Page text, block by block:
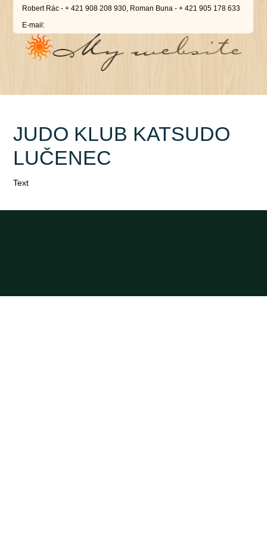
Robert Rác - + 421 908 208 930, Roman Buna - + 421 905 178 633
E-mail:
JUDO KLUB KATSUDO
LUČENEC
Text